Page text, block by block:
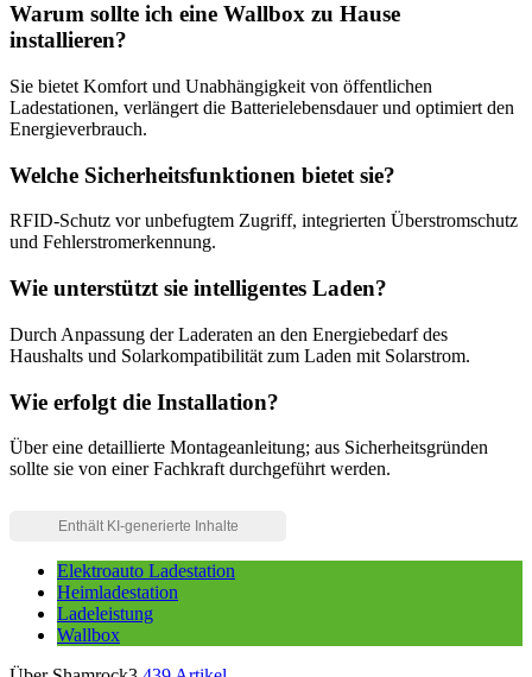
Warum sollte ich eine Wallbox zu Hause
installieren?
Sie bietet Komfort und Unabhängigkeit von öffentlichen
Ladestationen, verlängert die Batterielebensdauer und optimiert den
Energieverbrauch.
Welche Sicherheitsfunktionen bietet sie?
RFID-Schutz vor unbefugtem Zugriff, integrierten Überstromschutz
und Fehlerstromerkennung.
Wie unterstützt sie intelligentes Laden?
Durch Anpassung der Laderaten an den Energiebedarf des
Haushalts und Solarkompatibilität zum Laden mit Solarstrom.
Wie erfolgt die Installation?
Über eine detaillierte Montageanleitung; aus Sicherheitsgründen
sollte sie von einer Fachkraft durchgeführt werden.
Elektroauto Ladestation
Heimladestation
Ladeleistung
Wallbox